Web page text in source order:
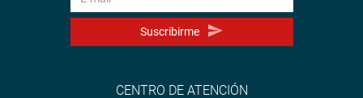
Suscribirme
CENTRO DE ATENCIÓN